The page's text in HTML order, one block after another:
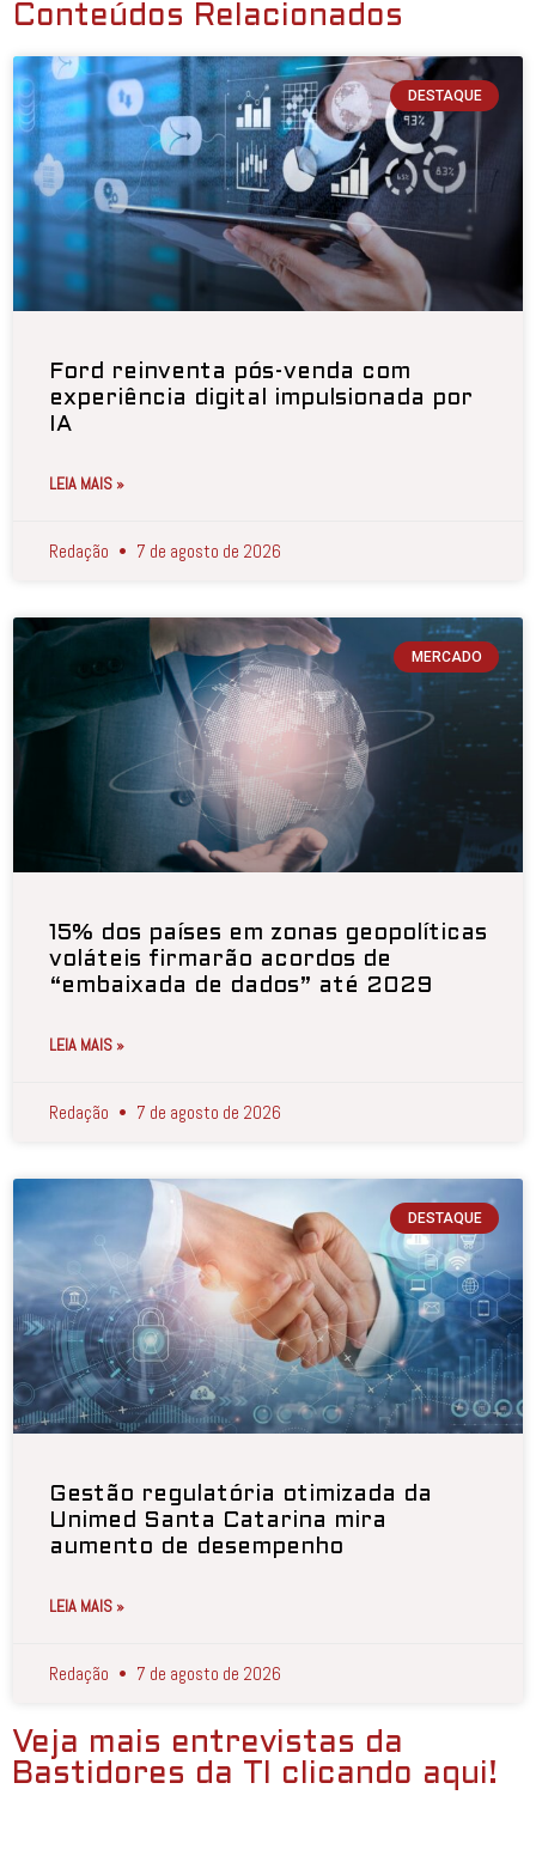
Conteúdos Relacionados
DESTAQUE
Ford reinventa pós-venda com
experiência digital impulsionada por
IA
LEIA MAIS »
Redação 7 de agosto de 2026
MERCADO
15% dos países em zonas geopolíticas
voláteis firmarão acordos de
“embaixada de dados” até 2029
LEIA MAIS »
Redação 7 de agosto de 2026
DESTAQUE
Gestão regulatória otimizada da
Unimed Santa Catarina mira
aumento de desempenho
LEIA MAIS »
Redação 7 de agosto de 2026
Veja mais entrevistas da
Bastidores da TI clicando aqui!